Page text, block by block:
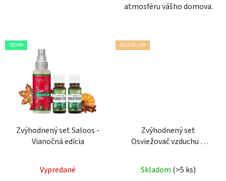
atmosféru vášho domova.
VEGAN
Zvýhodnený set Saloos -
Vianočná edícia
Vypredané
BESTSELLER
Zvýhodnený set
Osviežovač vzduchu &
Rubis
Skladom (>5 ks)